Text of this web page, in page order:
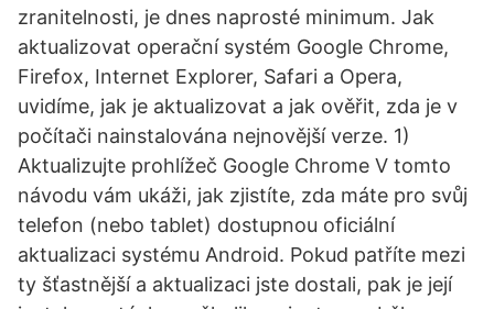
zranitelnosti, je dnes naprosté minimum. Jak
aktualizovat operační systém Google Chrome,
Firefox, Internet Explorer, Safari a Opera,
uvidíme, jak je aktualizovat a jak ověřit, zda je v
počítači nainstalována nejnovější verze. 1)
Aktualizujte prohlížeč Google Chrome V tomto
návodu vám ukáži, jak zjistíte, zda máte pro svůj
telefon (nebo tablet) dostupnou oficiální
aktualizaci systému Android. Pokud patříte mezi
ty šťastnější a aktualizaci jste dostali, pak je její